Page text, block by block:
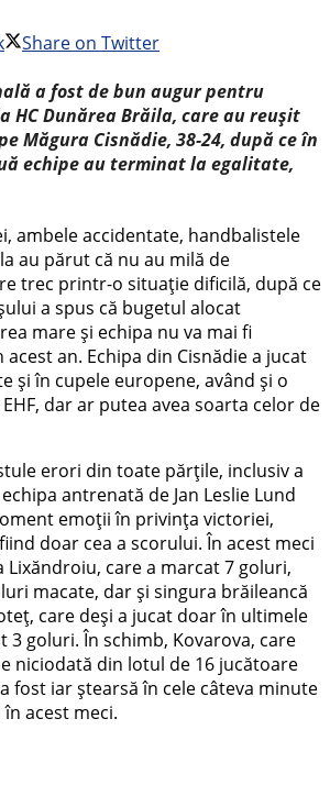
Share on Twitter
a fost de bun augur pentru
HC Dunărea Brăila, care au reușit
Măgura Cisnădie, 38-24, după ce în
echipe au terminat la egalitate,
ambele accidentate, handbalistele
au părut că nu au milă de
trec printr-o situație dificilă, după ce
a spus că bugetul alocat
mare și echipa nu va mai fi
an. Echipa din Cisnădie a jucat
și în cupele europene, având și o
dar ar putea avea soarta celor de
erori din toate părțile, inclusiv a
antrenată de Jan Leslie Lund
emoții în privința victoriei,
doar cea a scorului. În acest meci
Lixăndroiu, care a marcat 7 goluri,
macate, dar și singura brăileancă
care deși a jucat doar în ultimele
3 goluri. În schimb, Kovarova, care
niciodată din lotul de 16 jucătoare
fost iar ștearsă în cele câteva minute
acest meci.